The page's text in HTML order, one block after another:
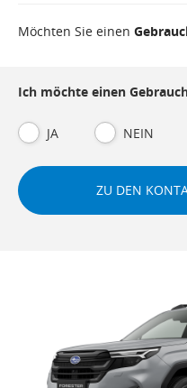
Möchten Sie einen
Ich möchte einen
JA NEIN
ZU DEN